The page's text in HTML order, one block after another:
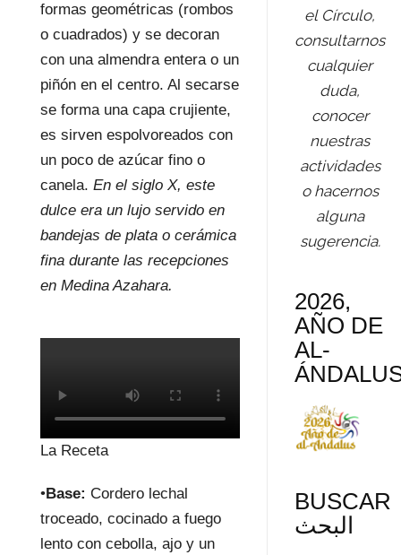
formas geométricas (rombos
o cuadrados) y se decoran
con una almendra entera o un
piñón en el centro. Al secarse
se forma una capa crujiente,
es sirven espolvoreados con
un poco de azúcar fino o
canela. En el siglo X, este
dulce era un lujo servido en
bandejas de plata o cerámica
fina durante las recepciones
en Medina Azahara.
La Receta
•Base: Cordero lechal
troceado, cocinado a fuego
lento con cebolla, ajo y un
el Círculo,
consultarnos
cualquier
duda,
conocer
nuestras
actividades
o hacernos
alguna
sugerencia.
2026,
AÑO DE
AL-
BUSCAR
البحث